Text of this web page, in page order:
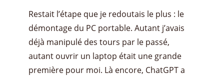
Restait l’étape que je redoutais le plus : le
démontage du PC portable. Autant j’avais
déjà manipulé des tours par le passé,
autant ouvrir un laptop était une grande
première pour moi. Là encore, ChatGPT a